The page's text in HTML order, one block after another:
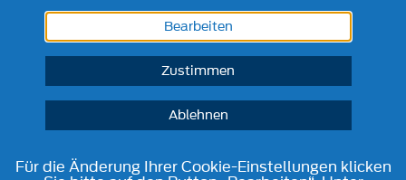
Bearbeiten
Zustimmen
Ablehnen
Für die Änderung Ihrer Cookie-Einstellungen klicken